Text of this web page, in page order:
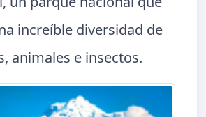
increíble diversidad de
animales e insectos.